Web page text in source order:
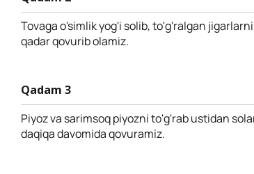
Tovaga o'simlik yog'i solib, to'g'ralgan
qadar qovurib olamiz.
Qadam 3
Piyoz va sarimsoq piyozni to'g'rab ustidan
daqiqa davomida qovuramiz.